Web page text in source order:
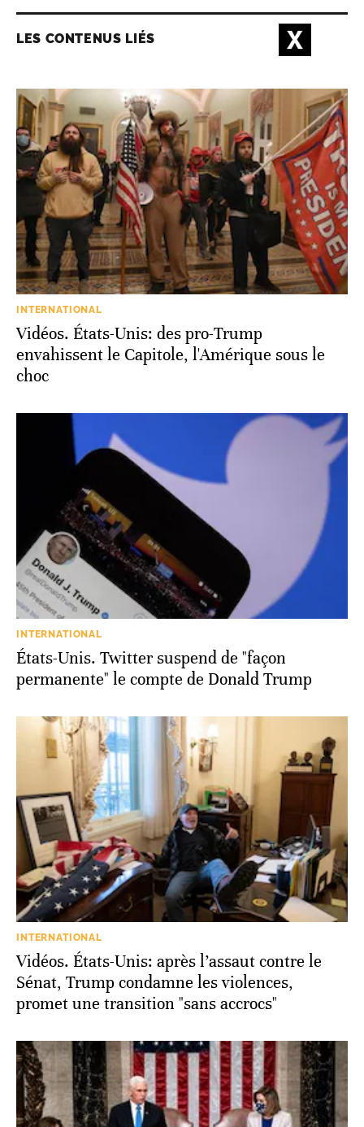
LES CONTENUS LIÉS
INTERNATIONAL
Vidéos. États-Unis: des pro-Trump
envahissent le Capitole, l'Amérique sous le
choc
INTERNATIONAL
États-Unis. Twitter suspend de "façon
permanente" le compte de Donald Trump
INTERNATIONAL
Vidéos. États-Unis: après l’assaut contre le
Sénat, Trump condamne les violences,
promet une transition "sans accrocs"